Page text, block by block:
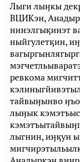
Лыги лыӈкы
ВЦИКэн,
нинэлгыӄинэт
ныйгулетӄин,
ревкома
тайвыӈынво
лыӈык
лыгнин, иӈӄун